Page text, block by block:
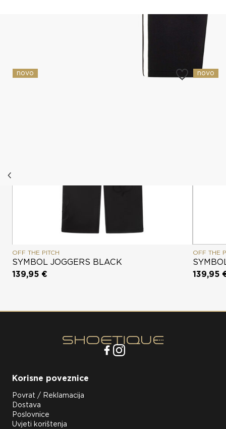
novo
OFF THE PITCH
SYMBOL JOGGERS BLACK
139,95 €
novo
OFF THE
139,95
Korisne poveznice
Povrat / Reklamacija
Dostava
Poslovnice
Uvjeti korištenja